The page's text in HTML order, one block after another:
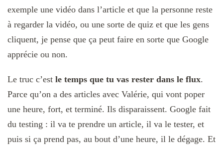
exemple une vidéo dans l’article et que la personne reste
à regarder la vidéo, ou une sorte de quiz et que les gens
cliquent, je pense que ça peut faire en sorte que Google
apprécie ou non.
Le truc c’est le temps que tu vas rester dans le flux.
Parce qu’on a des articles avec Valérie, qui vont poper
une heure, fort, et terminé. Ils disparaissent. Google fait
du testing : il va te prendre un article, il va le tester, et
puis si ça prend pas, au bout d’une heure, il le dégage. Et